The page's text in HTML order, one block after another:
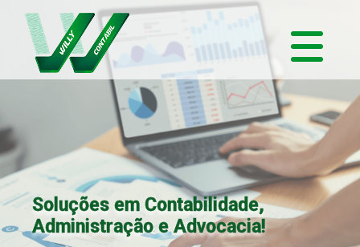
Soluções em Contabilidade,
Administração e Advocacia!